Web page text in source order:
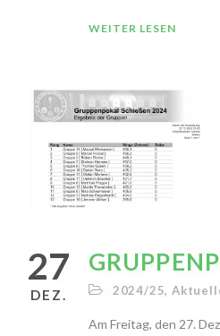
WEITER LESEN
27
DEZ. 2024/25,
Am Freitag, den 27.